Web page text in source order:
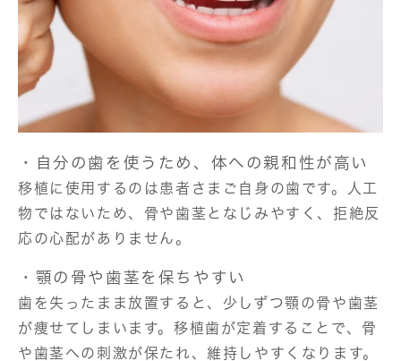
・自分の歯を使うため、体への親和性が高い
移植に使用するのは患者さまご自身の歯です。人工
物ではないため、骨や歯茎となじみやすく、拒絶反
応の心配がありません。
・顎の骨や歯茎を保ちやすい
歯を失ったまま放置すると、少しずつ顎の骨や歯茎
が痩せてしまいます。移植歯が定着することで、骨
や歯茎への刺激が保たれ、維持しやすくなります。